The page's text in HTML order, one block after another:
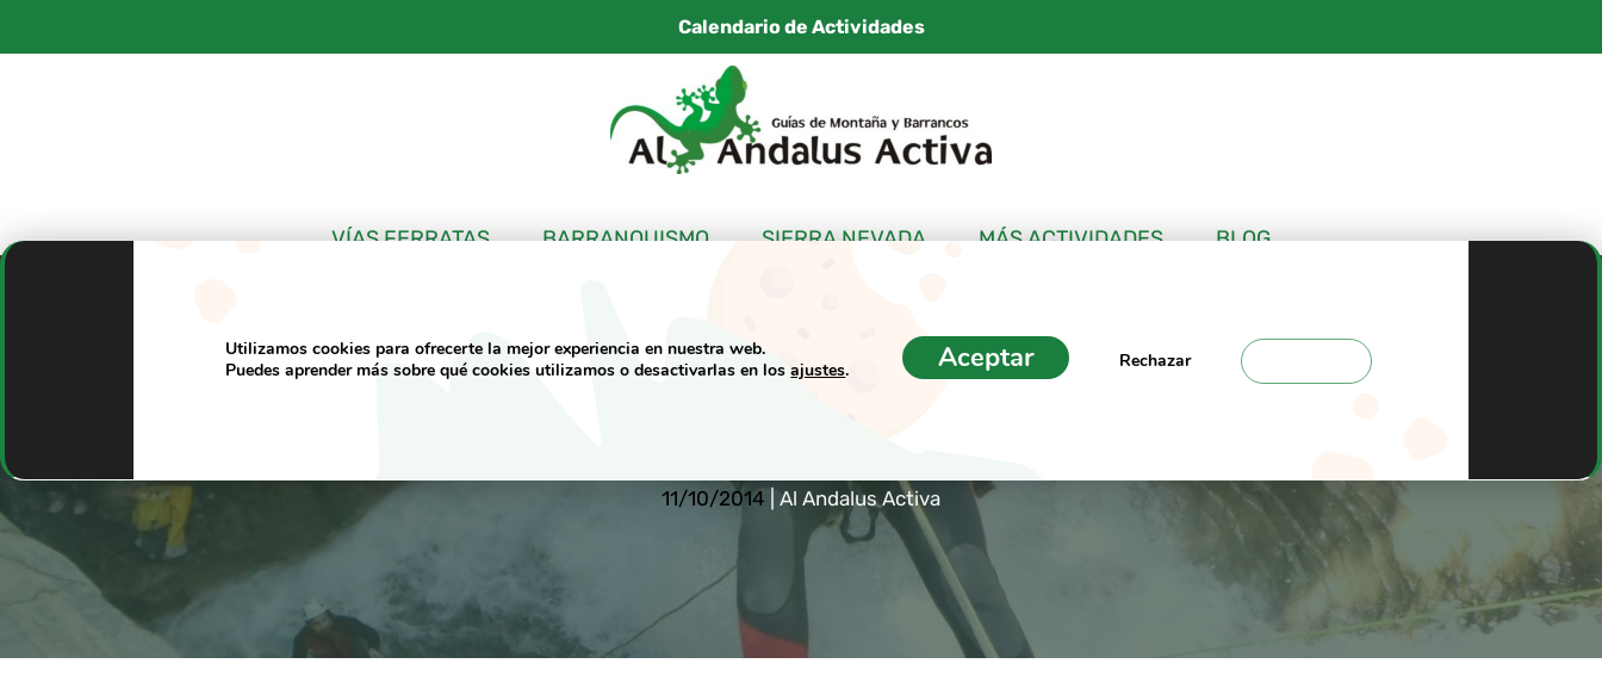
Calendario de Actividades
VÍAS FERRATAS BARRANQUISMO SIERRA NEVADA MÁS ACTIVIDADES BLOG
11/10/2014 Al Andalus Activa
Utilizamos cookies para ofrecerte la mejor experiencia en nuestra web.
Puedes aprender más sobre qué cookies utilizamos o desactivarlas en losajustes. Aceptar Rechazar